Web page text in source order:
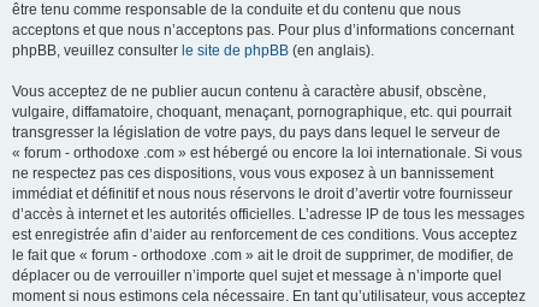
être tenu comme responsable de la conduite et du contenu que nous
acceptons et que nous n’acceptons pas. Pour plus d’informations concernant
phpBB, veuillez consulter le site de phpBB (en anglais).
Vous acceptez de ne publier aucun contenu à caractère abusif, obscène,
vulgaire, diffamatoire, choquant, menaçant, pornographique, etc. qui pourrait
transgresser la législation de votre pays, du pays dans lequel le serveur de
« forum - orthodoxe .com » est hébergé ou encore la loi internationale. Si vous
ne respectez pas ces dispositions, vous vous exposez à un bannissement
immédiat et définitif et nous nous réservons le droit d’avertir votre fournisseur
d’accès à internet et les autorités officielles. L’adresse IP de tous les messages
est enregistrée afin d’aider au renforcement de ces conditions. Vous acceptez
le fait que « forum - orthodoxe .com » ait le droit de supprimer, de modifier, de
déplacer ou de verrouiller n’importe quel sujet et message à n’importe quel
moment si nous estimons cela nécessaire. En tant qu’utilisateur, vous acceptez